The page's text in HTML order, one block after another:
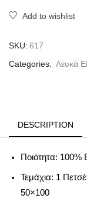
Add to wishlist
SKU: 617
Categories: Λευκά
DESCRIPTION
Ποιότητα: 100%
Τεμάχια: 1
50×100